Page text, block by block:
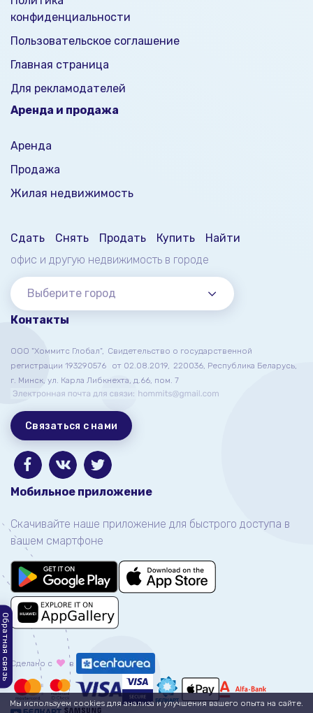
конфиденциальности
Пользовательское соглашение
Главная страница
Для рекламодателей
Аренда и продажа
Аренда
Продажа
Жилая недвижимость
Сдать Снять Продать Купить
Найти
офис и другую недвижимость в городе
Выберите город
Контакты
ООО "Хоммитс Глобал", Свидетельство о государственной
регистрации 193290576
от 02.08.2019, 220036, Республика Беларусь,
г. Минск, ул. Карла Либкнехта, д.66, пом. 7
Связаться с нами
Мобильное приложение
Скачивайте наше приложение для быстрого доступа в
вашем смартфоне
Сделано с в
Мы используем cookies для анализа и улучшения вашего опыта на сайте.
Обратная связь